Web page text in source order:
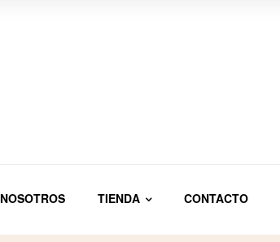
NOSOTROS TIENDA CONTACTO